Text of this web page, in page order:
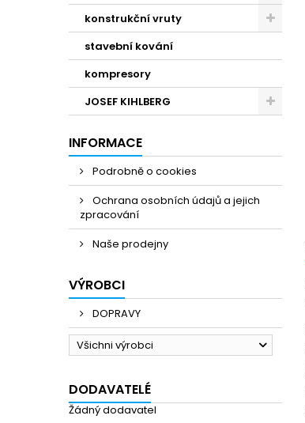
konstrukční vruty
stavební kování
kompresory
JOSEF KIHLBERG
INFORMACE
Podrobně o cookies
Ochrana osobních údajů a jejich
zpracování
Naše prodejny
VÝROBCI
DOPRAVY
Všichni výrobci
DODAVATELÉ
Žádný dodavatel